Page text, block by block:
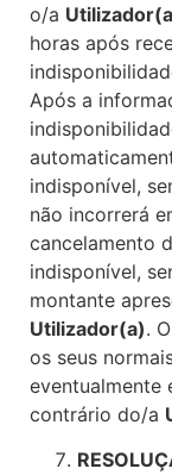
o/a
horas após
Após a
indisponível,
não incorrerá
cancelamento
indisponível,
montante
Utilizador(a).
os seus
eventualmente
contrário do/a